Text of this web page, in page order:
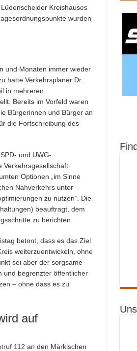
Kreishauses
wurden
und Monaten immer wieder
hatte Verkehrsplaner Dr.
in mehreren
Bereits im Vorfeld waren
Bürgerinnen und Bürger an
die Fortschreibung des
und UWG-
Verkehrsgesellschaft
Optionen „im Sinne
Nahverkehrs unter
zu nutzen“. Die
beauftragt, dem
zu berichten.
betont, dass es das Ziel
weiterzuentwickeln, ohne
sei aber der sorgsame
und begrenzter öffentlicher
– ohne dass es zu
auf
112 an den Märkischen